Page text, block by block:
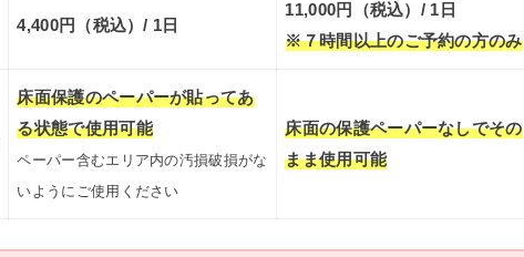
4,400円（税込）/ 1日
11,000円（税込）/ 1日
※７時間以上のご予約の方のみ
床面保護のペーパーが貼ってあ
る状態で使用可能
ペーパー含むエリア内の汚損破損がな
いようにご使用ください
床面の保護ペーパーなしでその
まま使用可能